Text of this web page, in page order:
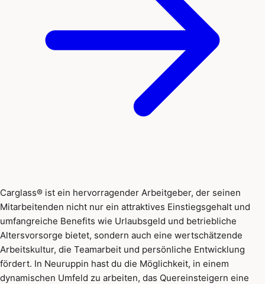
Carglass® ist ein hervorragender Arbeitgeber, der seinen
Mitarbeitenden nicht nur ein attraktives Einstiegsgehalt und
umfangreiche Benefits wie Urlaubsgeld und betriebliche
Altersvorsorge bietet, sondern auch eine wertschätzende
Arbeitskultur, die Teamarbeit und persönliche Entwicklung
fördert. In Neuruppin hast du die Möglichkeit, in einem
dynamischen Umfeld zu arbeiten, das Quereinsteigern eine